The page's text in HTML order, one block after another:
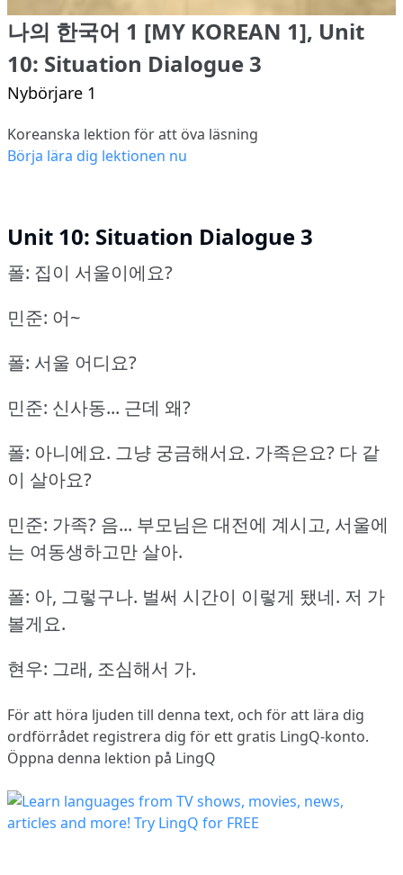
나의 한국어 1 [MY KOREAN 1], Unit
10: Situation Dialogue 3
Nybörjare 1
Koreanska lektion för att öva läsning
Börja lära dig lektionen nu
Unit 10: Situation Dialogue 3
폴: 집이 서울이에요?
민준: 어~
폴: 서울 어디요?
민준: 신사동... 근데 왜?
폴: 아니에요. 그냥 궁금해서요. 가족은요? 다 같
이 살아요?
민준: 가족? 음... 부모님은 대전에 계시고, 서울에
는 여동생하고만 살아.
폴: 아, 그렇구나. 벌써 시간이 이렇게 됐네. 저 가
볼게요.
현우: 그래, 조심해서 가.
För att höra ljuden till denna text, och för att lära dig
ordförrådet registrera dig för ett gratis LingQ-konto.
Öppna denna lektion på LingQ